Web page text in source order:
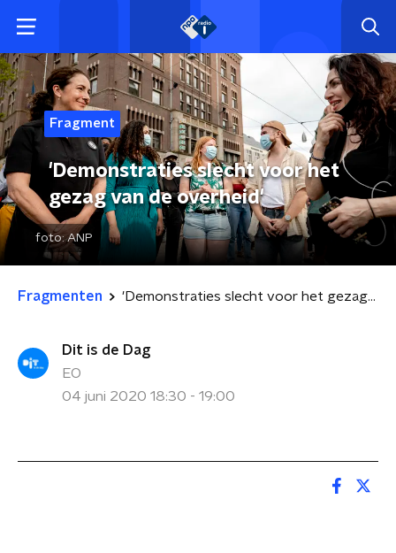
Fragment
'Demonstraties slecht voor het
gezag van de overheid'
foto:ANP
Fragmenten 'Demonstraties slecht voor het gezag van de overheid'
Dit is de Dag
EO
04 juni 2020 18:30 - 19:00